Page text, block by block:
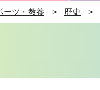
ーツ・教養 歴史